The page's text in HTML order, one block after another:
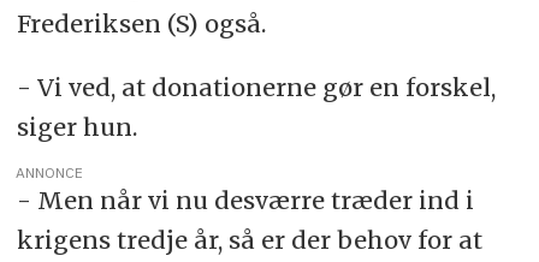
Frederiksen (S) også.
- Vi ved, at donationerne gør en forskel,
siger hun.
ANNONCE
- Men når vi nu desværre træder ind i
krigens tredje år, så er der behov for at